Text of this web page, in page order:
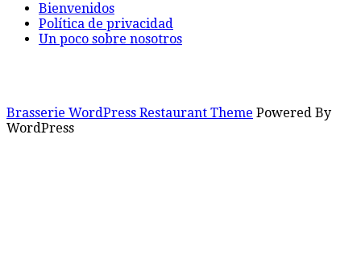
Bienvenidos
Política de privacidad
Un poco sobre nosotros
Brasserie WordPress Restaurant Theme Powered By
WordPress